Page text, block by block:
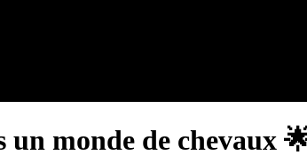
un monde de chevaux